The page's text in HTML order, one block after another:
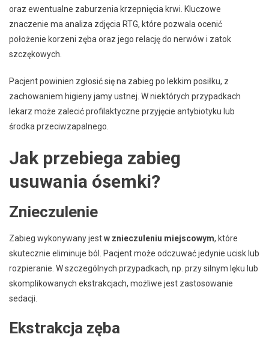
oraz ewentualne zaburzenia krzepnięcia krwi. Kluczowe
znaczenie ma analiza zdjęcia RTG, które pozwala ocenić
położenie korzeni zęba oraz jego relację do nerwów i zatok
szczękowych.
Pacjent powinien zgłosić się na zabieg po lekkim posiłku, z
zachowaniem higieny jamy ustnej. W niektórych przypadkach
lekarz może zalecić profilaktyczne przyjęcie antybiotyku lub
środka przeciwzapalnego.
Jak przebiega zabieg
usuwania ósemki?
Znieczulenie
Zabieg wykonywany jestw znieczuleniu miejscowym, które
skutecznie eliminuje ból. Pacjent może odczuwać jedynie ucisk lub
rozpieranie. W szczególnych przypadkach, np. przy silnym lęku lub
skomplikowanych ekstrakcjach, możliwe jest zastosowanie
sedacji.
Ekstrakcja zęba